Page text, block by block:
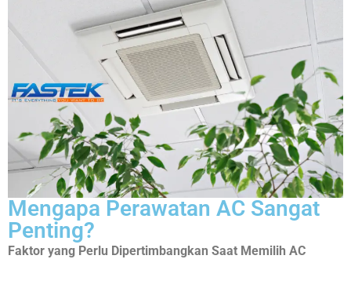
Mengapa Perawatan AC Sangat
Penting?
Faktor yang Perlu Dipertimbangkan Saat Memilih AC